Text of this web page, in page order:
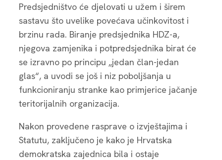
Predsjedništvo će djelovati u užem i širem
sastavu što uvelike povećava učinkovitost i
brzinu rada. Biranje predsjednika HDZ-a,
njegova zamjenika i potpredsjednika birat će
se izravno po principu „jedan član-jedan
glas“, a uvodi se još i niz poboljšanja u
funkcioniranju stranke kao primjerice jačanje
teritorijalnih organizacija.
Nakon provedene rasprave o izvještajima i
Statutu, zaključeno je kako je Hrvatska
demokratska zajednica bila i ostaje